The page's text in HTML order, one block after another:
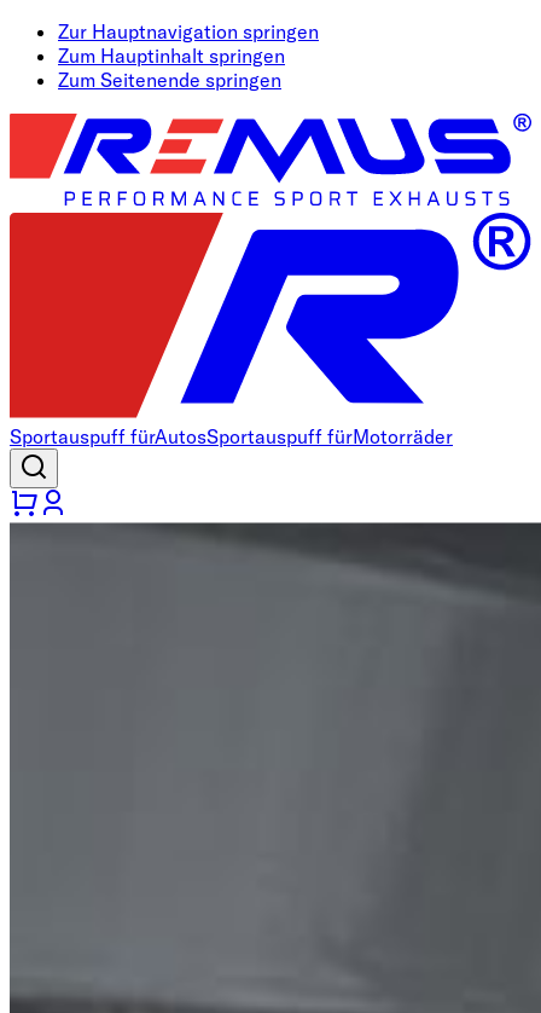
Zur Hauptnavigation springen
Zum Hauptinhalt springen
Zum Seitenende springen
Sportauspuff fürAutosSportauspuff fürMotorräder